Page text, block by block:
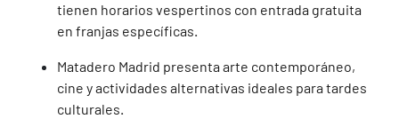
tienen horarios vespertinos con entrada gratuita
en franjas específicas.
Matadero Madrid presenta arte contemporáneo,
cine y actividades alternativas ideales para tardes
culturales.